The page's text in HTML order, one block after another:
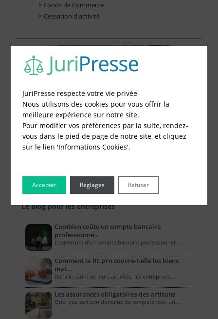
Fonds de Commerce
Cessation d'activité
Le Blog pour les Entreprises
Combien coûte un compte bancaire
professionne…
L’ouverture d’un compte bancaire professionnel …
Comment la RC pro couvre-t-elle les biens
mat…
Dans le cadre de leurs activités, les entreprises …
Les assurances obligatoires des artisans
Quel que soit son domaine de compétences, un …
JuriPresse respecte votre vie privée
Nous utilisons des cookies pour vous offrir la
meilleure expérience sur notre site.
Pour modifier vos préférences par la suite, rendez-
vous dans le pied de page de notre site, et cliquez
sur le lien 'Informations Cookies'.
Accepter Refuser
Réglages